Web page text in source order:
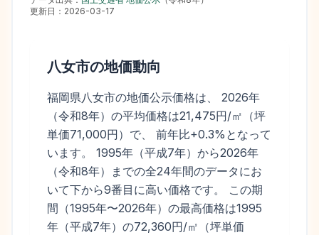
更新日： 2026-03-17
八女市の地価動向
福岡県八女市の地価公示価格は、 2026年
（令和8年）の平均価格は21,475円/㎡（坪
単価71,000円）で、 前年比+0.3%となって
います。 1995年（平成7年）から2026年
（令和8年）までの全24年間のデータにお
いて下から9番目に高い価格です。 この期
間（1995年〜2026年）の最高価格は1995
年（平成7年）の72,360円/㎡（坪単価